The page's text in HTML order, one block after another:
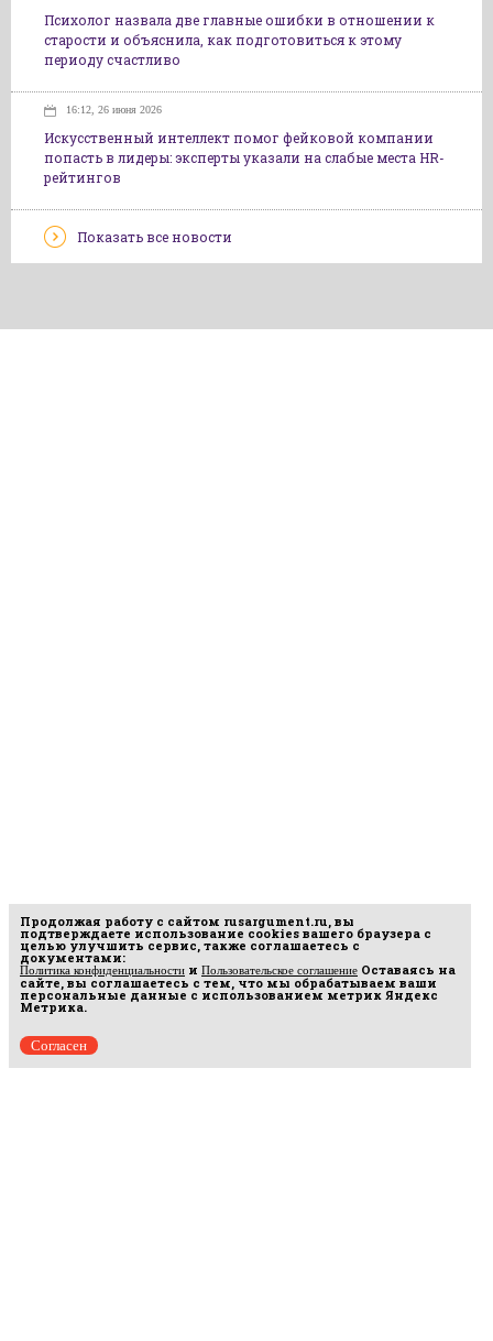
Психолог назвала две главные ошибки в отношении к
старости и объяснила, как подготовиться к этому
периоду счастливо
16:12, 26 июня 2026
Искусственный интеллект помог фейковой компании
попасть в лидеры: эксперты указали на слабые места HR-
рейтингов
Показать все новости
Продолжая работу с сайтом rusargument.ru, вы
подтверждаете использование cookies вашего браузера с
целью улучшить сервис, также соглашаетесь с
документами:
Политика конфиденциальности и Пользовательское соглашение Оставаясь на
сайте, вы соглашаетесь с тем, что мы обрабатываем ваши
персональные данные с использованием метрик Яндекс
Метрика.
Согласен